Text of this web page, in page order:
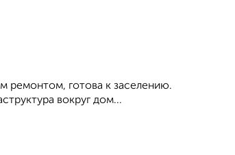
ремонтом, готова к заселению.
вокруг дом...